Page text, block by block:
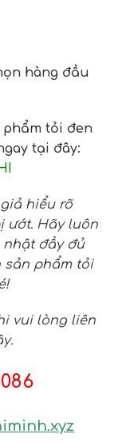
hàng đầu
tỏi đen
tại đây:
hiểu rõ
ướt. Hãy luôn
đầy đủ
sản phẩm tỏi
vui lòng liên